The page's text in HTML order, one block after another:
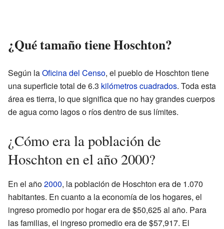
¿Qué tamaño tiene Hoschton?
Según laOficina del Censo, el pueblo de Hoschton tiene
una superficie total de 6.3 kilómetros cuadrados. Toda esta
área es tierra, lo que significa que no hay grandes cuerpos
de agua como lagos o ríos dentro de sus límites.
¿Cómo era la población de
Hoschton en el año 2000?
En el año2000, la población de Hoschton era de 1.070
habitantes. En cuanto a la economía de los hogares, el
ingreso promedio por hogar era de $50,625 al año. Para
las familias, el ingreso promedio era de $57,917. El